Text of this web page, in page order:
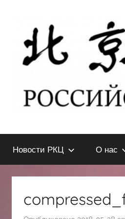
содержимому
北
京
罗
КУЛЬТУРНЫЙ
ЦЕНТР
ПЕКИНЕ
Новости РКЦ О нас